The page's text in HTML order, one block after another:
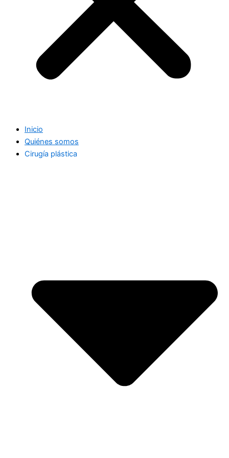
Inicio
Quiénes somos
Cirugía plástica